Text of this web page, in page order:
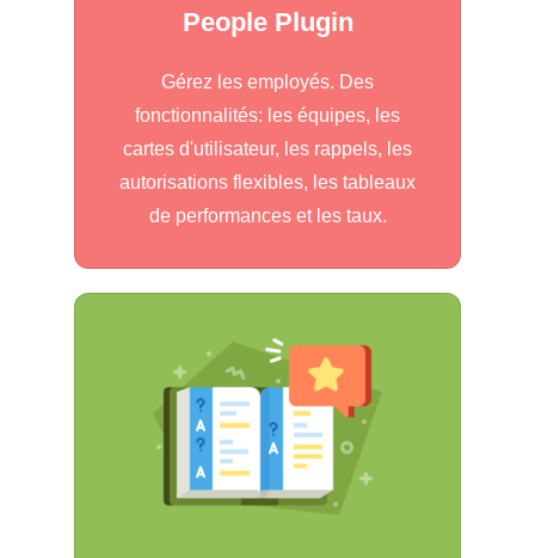
People Plugin
Gérez les employés. Des
fonctionnalités: les équipes, les
cartes d'utilisateur, les rappels, les
autorisations flexibles, les tableaux
de performances et les taux.